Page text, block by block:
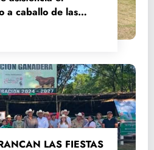
a caballo de las
y Santa Ana
LAS FIESTAS